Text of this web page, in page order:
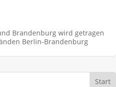
und Brandenburg wird getragen
Berlin-Brandenburg
Start